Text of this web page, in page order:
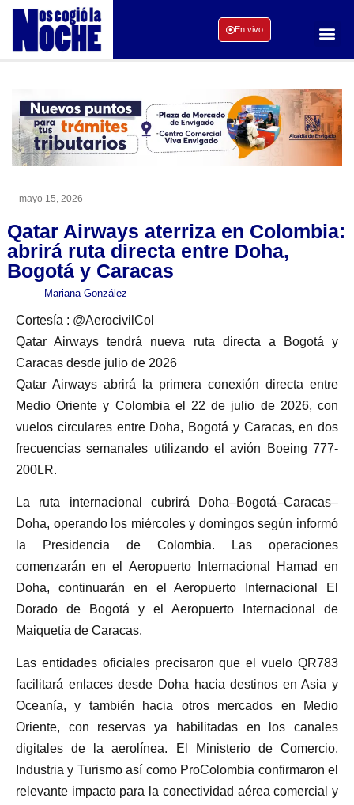
En vivo
mayo 15, 2026
Qatar Airways aterriza en Colombia:
abrirá ruta directa entre Doha,
Bogotá y Caracas
Mariana González
Cortesía : @AerocivilCol
Qatar Airways tendrá nueva ruta directa a Bogotá y
Caracas desde julio de 2026
Qatar Airways abrirá la primera conexión directa entre
Medio Oriente y Colombia el 22 de julio de 2026, con
vuelos circulares entre Doha, Bogotá y Caracas, en dos
frecuencias semanales utilizando el avión Boeing 777-
200LR.
La ruta internacional cubrirá Doha–Bogotá–Caracas–
Doha, operando los miércoles y domingos según informó
la Presidencia de Colombia. Las operaciones
comenzarán en el Aeropuerto Internacional Hamad en
Doha, continuarán en el Aeropuerto Internacional El
Dorado de Bogotá y el Aeropuerto Internacional de
Maiquetía de Caracas.
Las entidades oficiales precisaron que el vuelo QR783
facilitará enlaces desde Doha hacia destinos en Asia y
Oceanía, y también hacia otros mercados en Medio
Oriente, con reservas ya habilitadas en los canales
digitales de la aerolínea. El Ministerio de Comercio,
Industria y Turismo así como ProColombia confirmaron el
relevante impacto para la conectividad aérea comercial y